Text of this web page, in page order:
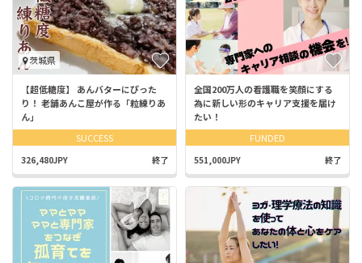
茨城県
【超低糖度】 あんバターにぴった
り！ 老舗あんこ屋が作る「粒練りあ
ん」
SUCCESS
326,480JPY 終了
全国200万人の看護職を笑顔にする
為に新しい形のキャリア支援を届け
たい！
FUNDED
551,000JPY 終了